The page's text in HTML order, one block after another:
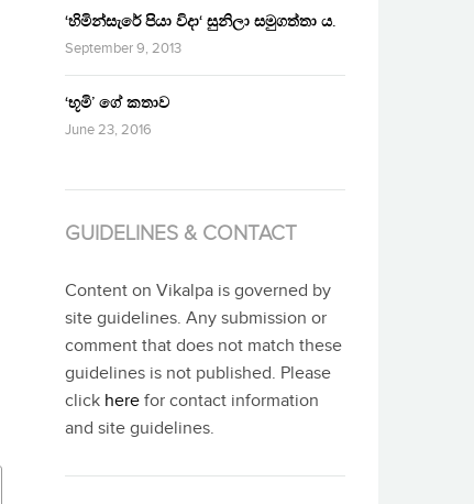
‘හිමින්සැරේ පියා විදා‘ සුනිලා සමුගත්තා ය.
September 9, 2013
‘භූමි’ ගේ කතාව
June 23, 2016
GUIDELINES & CONTACT
Content on Vikalpa is governed by
site guidelines. Any submission or
comment that does not match these
guidelines is not published. Please
click here for contact information
and site guidelines.